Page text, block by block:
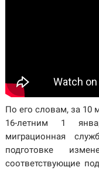
По его словам, за 10
16-летним 1
миграционная
подготовке
соответствующие